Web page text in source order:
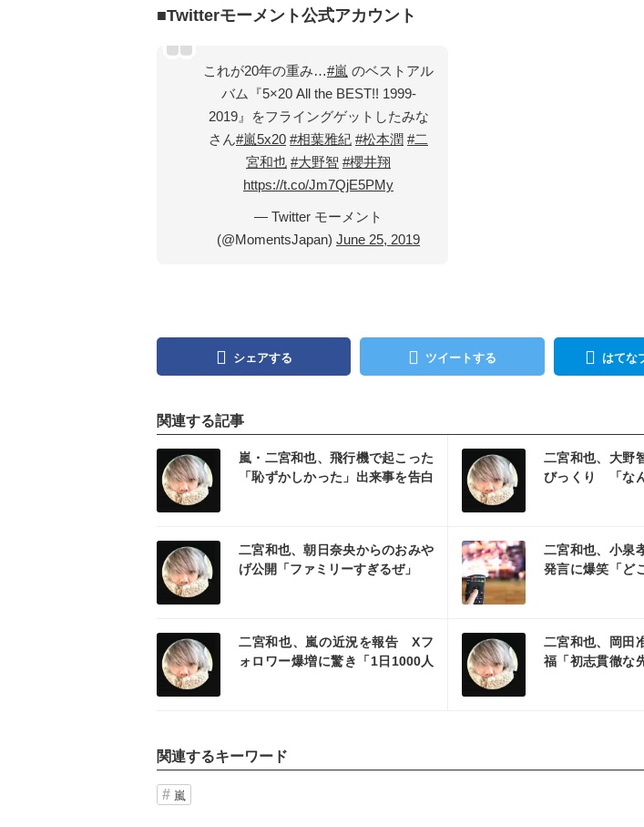
■Twitterモーメント公式アカウント
これが20年の重み…#嵐 のベストアル
バム『5×20 All the BEST!! 1999-
2019』をフライングゲットしたみな
さん#嵐5x20 #相葉雅紀 #松本潤 #二
宮和也 #大野智 #櫻井翔
https://t.co/Jm7QjE5PMy
— Twitter モーメント
(@MomentsJapan) June 25, 2019
シェアする ツイートする はてな
関連する記事
嵐・二宮和也、飛行機で起こった
「恥ずかしかった」出来事を告白
二宮和也、大野
びっくり 「な
二宮和也、朝日奈央からのおみや
げ公開「ファミリーすぎるぜ」
二宮和也、小泉
発言に爆笑「ど
二宮和也、嵐の近況を報告 Xフ
ォロワー爆増に驚き「1日1000人
二宮和也、岡田
福「初志貫徹な
記事を読む
関連するキーワード
嵐